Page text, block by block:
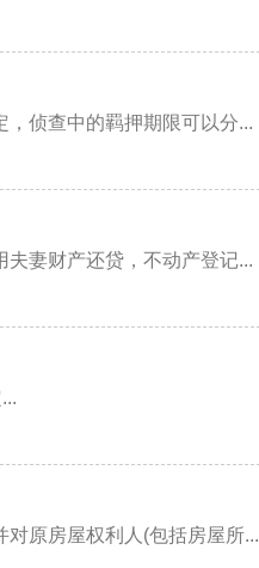
侦查中的羁押期限可以分...
夫妻财产还贷，不动产登记...
原房屋权利人(包括房屋所...